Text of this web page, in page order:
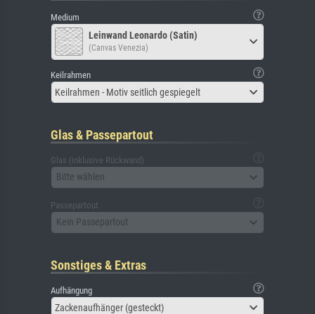
Medium
Leinwand Leonardo (Satin)
(Canvas Venezia)
Keilrahmen
Keilrahmen - Motiv seitlich gespiegelt
Glas & Passepartout
Glas (inklusive Rückwand)
Bitte wählen
Passepartout
Kein Passepartout
Sonstiges & Extras
Aufhängung
Zackenaufhänger (gesteckt)